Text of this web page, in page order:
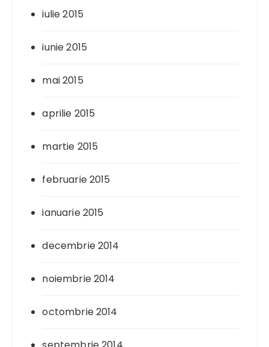
iulie 2015
iunie 2015
mai 2015
aprilie 2015
martie 2015
februarie 2015
ianuarie 2015
decembrie 2014
noiembrie 2014
octombrie 2014